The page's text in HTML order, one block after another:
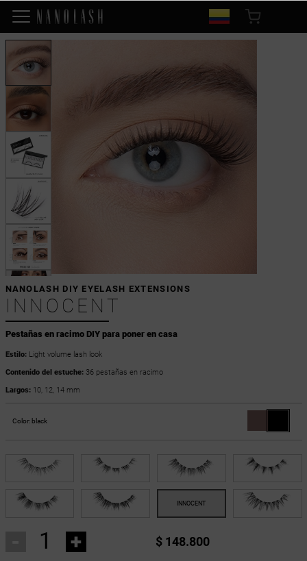
Pestañas en racimo DIY para poner en casa
NANOLASH DIY EYELASH EXTENSIONS
INNOCENT
Estilo:Light volume lash look
Contenido del estuche: 36 pestañas en racimo
Largos:10, 12, 14 mm
Color: black
+ $ 148.800